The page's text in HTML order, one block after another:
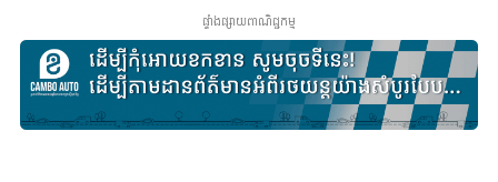
ផ្ទាំងផ្សាយពាណិជ្ជកម្ម